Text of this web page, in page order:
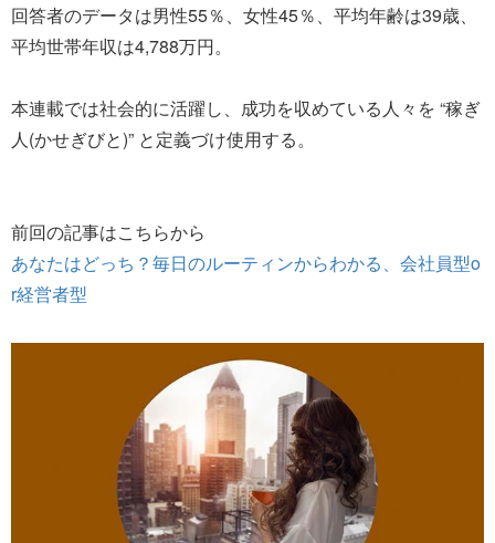
回答者のデータは男性55％、女性45％、平均年齢は39歳、
平均世帯年収は4,788万円。
本連載では社会的に活躍し、成功を収めている人々を “稼ぎ
人(かせぎびと)” と定義づけ使用する。
前回の記事はこちらから
あなたはどっち？毎日のルーティンからわかる、会社員型o
r経営者型